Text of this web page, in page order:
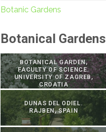
Botanic Gardens
Botanical Gardens
BOTANICAL GARDEN,
FACULTY OF SCIENCE.
UNIVERSITY OF ZAGREB,
CROATIA
DUNAS DEL ODIEL.
RAJBEN, SPAIN